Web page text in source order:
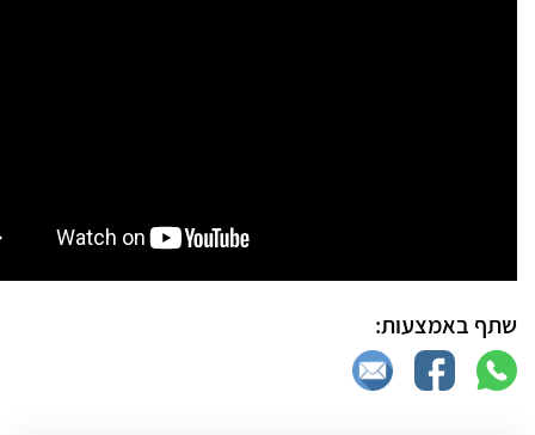
שתף באמצעות: